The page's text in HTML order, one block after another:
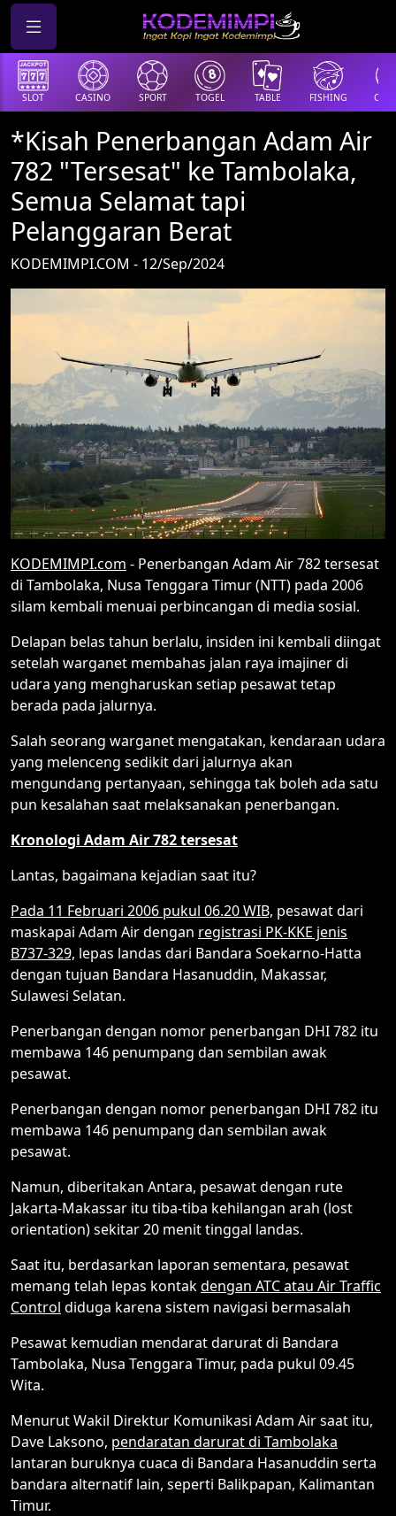
SLOT CASINO SPORT TOGEL TABLE FISHING
*Kisah Penerbangan Adam Air
782 "Tersesat" ke Tambolaka,
Semua Selamat tapi
Pelanggaran Berat
KODEMIMPI.COM - 12/Sep/2024
KODEMIMPI.com - Penerbangan Adam Air 782 tersesat
di Tambolaka, Nusa Tenggara Timur (NTT) pada 2006
silam kembali menuai perbincangan di media sosial.
Delapan belas tahun berlalu, insiden ini kembali diingat
setelah warganet membahas jalan raya imajiner di
udara yang mengharuskan setiap pesawat tetap
berada pada jalurnya.
Salah seorang warganet mengatakan, kendaraan udara
yang melenceng sedikit dari jalurnya akan
mengundang pertanyaan, sehingga tak boleh ada satu
pun kesalahan saat melaksanakan penerbangan.
Kronologi Adam Air 782 tersesat
Lantas, bagaimana kejadian saat itu?
Pada 11 Februari 2006 pukul 06.20 WIB, pesawat dari
maskapai Adam Air dengan registrasi PK-KKE jenis
B737-329, lepas landas dari Bandara Soekarno-Hatta
dengan tujuan Bandara Hasanuddin, Makassar,
Sulawesi Selatan.
Penerbangan dengan nomor penerbangan DHI 782 itu
membawa 146 penumpang dan sembilan awak
pesawat.
Penerbangan dengan nomor penerbangan DHI 782 itu
membawa 146 penumpang dan sembilan awak
pesawat.
Namun, diberitakan Antara, pesawat dengan rute
Jakarta-Makassar itu tiba-tiba kehilangan arah (lost
orientation) sekitar 20 menit tinggal landas.
Saat itu, berdasarkan laporan sementara, pesawat
memang telah lepas kontakdengan ATC atau Air Traffic
Control diduga karena sistem navigasi bermasalah
Pesawat kemudian mendarat darurat di Bandara
Tambolaka, Nusa Tenggara Timur, pada pukul 09.45
Wita.
Menurut Wakil Direktur Komunikasi Adam Air saat itu,
Dave Laksono, pendaratan darurat di Tambolaka
lantaran buruknya cuaca di Bandara Hasanuddin serta
bandara alternatif lain, seperti Balikpapan, Kalimantan
Timur.